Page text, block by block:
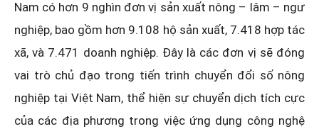
Nam có hơn 9 nghìn đơn vị sản xuất nông – lâm – ngư
nghiệp, bao gồm hơn 9.108 hộ sản xuất, 7.418 hợp tác
xã, và 7.471 doanh nghiệp. Đây là các đơn vị sẽ đóng
vai trò chủ đạo trong tiến trình chuyển đổi số nông
nghiệp tại Việt Nam, thể hiện sự chuyển dịch tích cực
của các địa phương trong việc ứng dụng công nghệ